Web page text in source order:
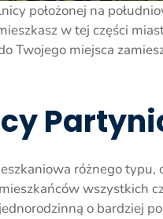
położonej na
w tej części
Twojego miejsca
różnego
wszystkich
o bardziej